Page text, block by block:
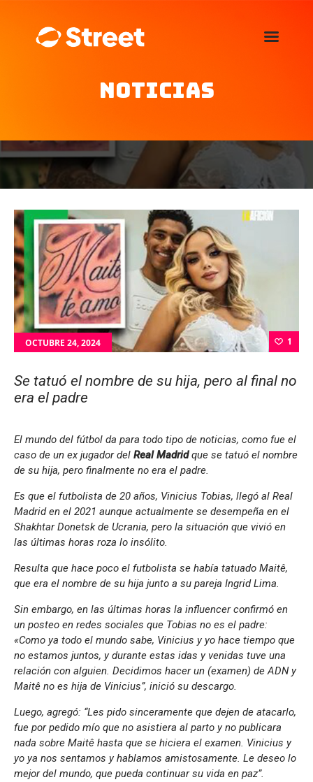
Noticias
La Street FM 101.5
Noticias
Agenda
Publicitá
Familia de auspiciantes
OCTUBRE 24, 2024 1
Se tatuó el nombre de su hija, pero al final no
era el padre
El mundo del fútbol da para todo tipo de noticias, como fue el
caso de un ex jugador del Real Madridque se tatuó el nombre
de su hija, pero finalmente no era el padre.
Es que el futbolista de 20 años, Vinicius Tobias, llegó al Real
Madrid en el 2021 aunque actualmente se desempeña en el
Shakhtar Donetsk de Ucrania, pero la situación que vivió en
las últimas horas roza lo insólito.
Resulta que hace poco el futbolista se había tatuado Maitê,
que era el nombre de su hija junto a su pareja Ingrid Lima.
Sin embargo, en las últimas horas la influencer confirmó en
un posteo en redes sociales que Tobias no es el padre:
«Como ya todo el mundo sabe, Vinicius y yo hace tiempo que
no estamos juntos, y durante estas idas y venidas tuve una
relación con alguien. Decidimos hacer un (examen) de ADN y
Maitê no es hija de Vinicius”, inició su descargo.
Luego, agregó: “Les pido sinceramente que dejen de atacarlo,
fue por pedido mío que no asistiera al parto y no publicara
nada sobre Maitê hasta que se hiciera el examen. Vinicius y
yo ya nos sentamos y hablamos amistosamente. Le deseo lo
mejor del mundo, que pueda continuar su vida en paz”.